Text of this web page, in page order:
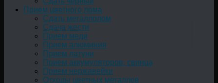
Прием цветного лома
Сдать металлолом
Сдача жести
Прием меди
Прием алюминия
Прием латуни
Прием аккумуляторов, свинца
Прием нержавейки
Отходы цветных металлов